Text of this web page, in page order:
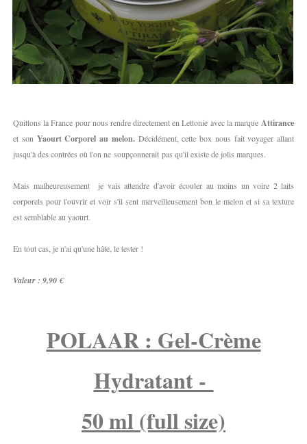
Quittons la France pour nous rendre directement en Lettonie avec la marque Attirance
et sonYaourt Corporel au melon. Décidément, cette box nous fait voyager allant
jusqu'à des contrées où l'on ne soupçonnerait pas qu'il existe de jolis marques.
Mais malheureusement je vais attendre d'avoir écouler au moins un voire 2 laits
corporels pour l'ouvrir et voir s'il sent merveilleusement bon le melon et si sa texture
est semblable au yaourt.
En tout cas, je n'ai qu'une hâte, le tester !
Valeur : 9,90 €
POLAAR : Gel-Crème
Hydratant -
50 ml (full size)